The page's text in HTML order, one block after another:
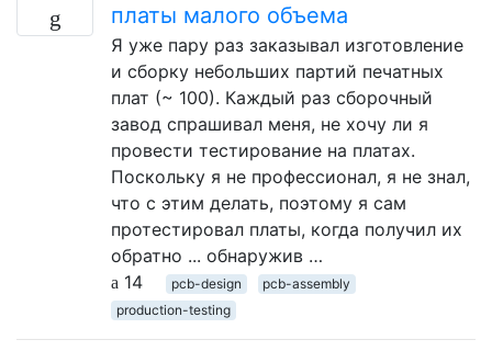
платы малого объема
Я уже пару раз заказывал изготовление
и сборку небольших партий печатных
плат (~ 100). Каждый раз сборочный
завод спрашивал меня, не хочу ли я
провести тестирование на платах.
Поскольку я не профессионал, я не знал,
что с этим делать, поэтому я сам
протестировал платы, когда получил их
обратно ... обнаружив …
14
pcb-design
pcb-assembly
production-testing